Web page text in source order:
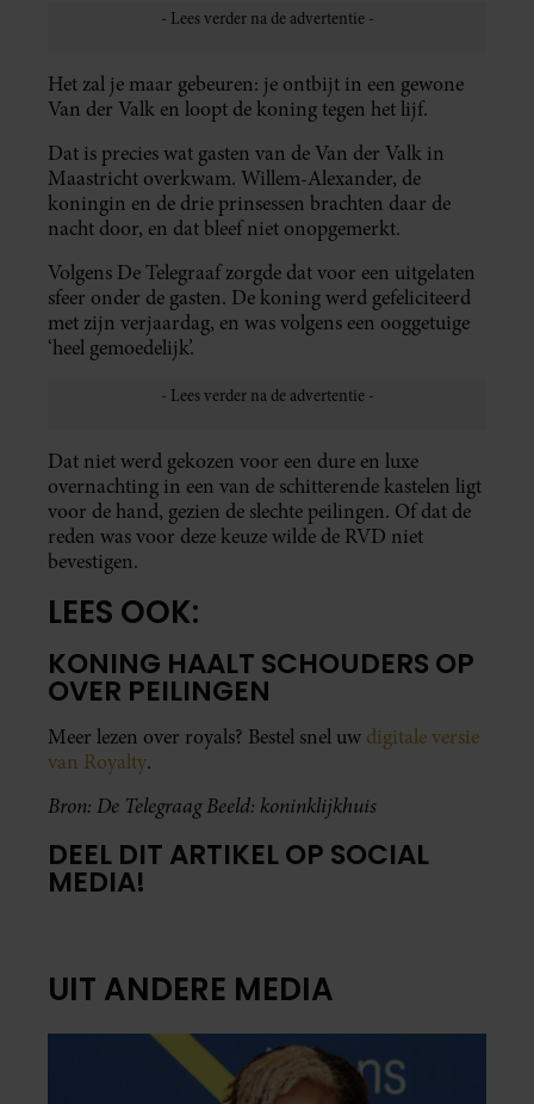
Het zal je maar gebeuren: je ontbijt in een gewone
Van der Valk en loopt de koning tegen het lijf.
Dat is precies wat gasten van de Van der Valk in
Maastricht overkwam. Willem-Alexander, de
koningin en de drie prinsessen brachten daar de
nacht door, en dat bleef niet onopgemerkt.
Volgens De Telegraaf zorgde dat voor een uitgelaten
sfeer onder de gasten. De koning werd gefeliciteerd
met zijn verjaardag, en was volgens een ooggetuige
‘heel gemoedelijk’.
Dat niet werd gekozen voor een dure en luxe
overnachting in een van de schitterende kastelen ligt
voor de hand, gezien de slechte peilingen. Of dat de
reden was voor deze keuze wilde de RVD niet
bevestigen.
LEES OOK:
KONING HAALT SCHOUDERS OP
OVER PEILINGEN
Meer lezen over royals? Bestel snel uw digitale versie
van Royalty.
Bron: De Telegraag Beeld: koninklijkhuis
DEEL DIT ARTIKEL OP SOCIAL
MEDIA!
UIT ANDERE MEDIA